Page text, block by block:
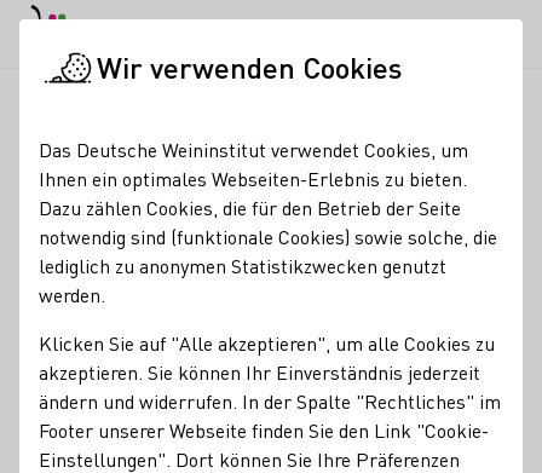
Weinhaus Zur
Sonnenuhr
Pensionszimmer
Erzeugnisse
Wein Traubensaft Roséwein
Kontakt
Wir verwenden Cookies
Das Deutsche Weininstitut verwendet Cookies, um
Ihnen ein optimales Webseiten-Erlebnis zu bieten.
Dazu zählen Cookies, die für den Betrieb der Seite
notwendig sind (funktionale Cookies) sowie solche, die
lediglich zu anonymen Statistikzwecken genutzt
werden.
Klicken Sie auf "Alle akzeptieren", um alle Cookies zu
akzeptieren. Sie können Ihr Einverständnis jederzeit
ändern und widerrufen. In der Spalte "Rechtliches" im
Footer unserer Webseite finden Sie den Link "Cookie-
Einstellungen". Dort können Sie Ihre Präferenzen